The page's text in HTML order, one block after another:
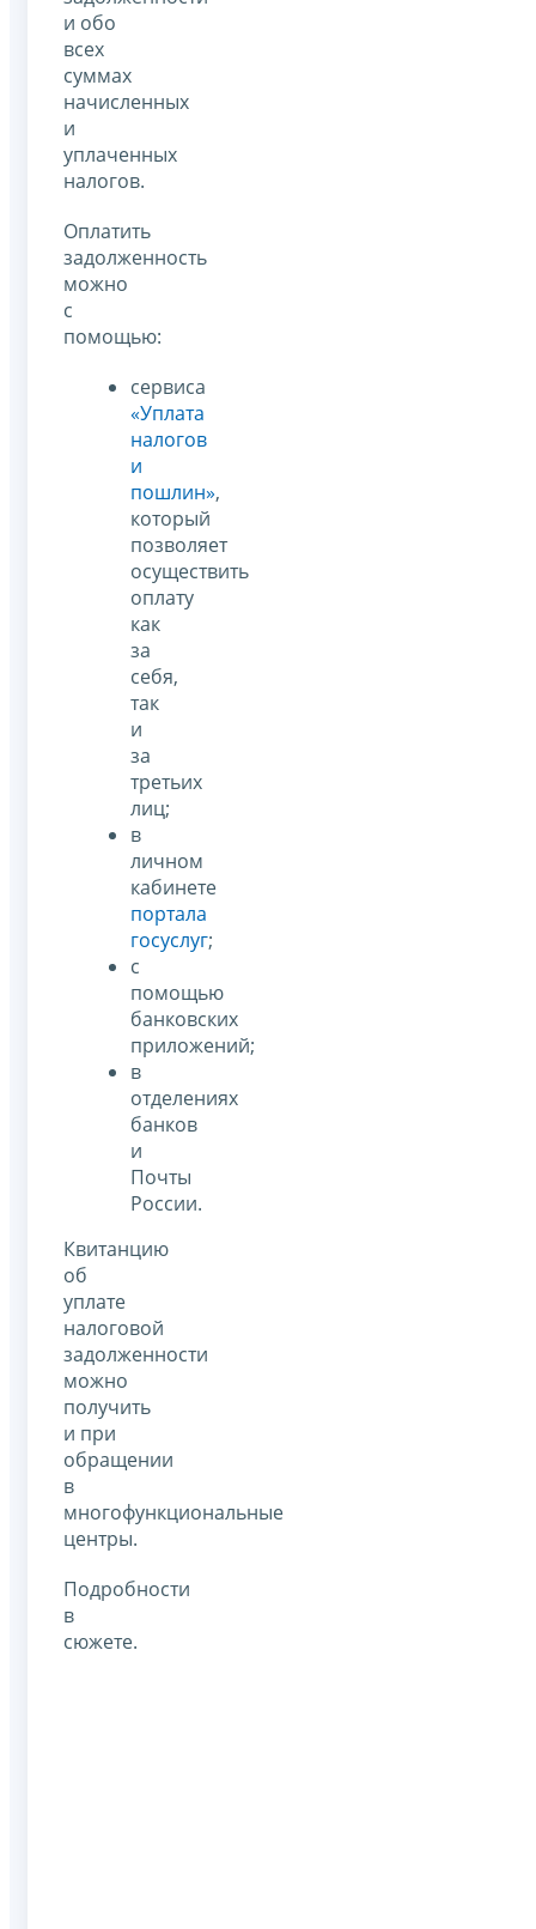
и обо
всех
суммах
начисленных
и
уплаченных
налогов.
Оплатить
задолженность
можно
с
помощью:
сервиса
«Уплата
налогов
и
пошлин»,
который
позволяет
осуществить
оплату
как
за
себя,
так
и
за
третьих
лиц;
в
личном
кабинете
портала
госуслуг;
с
помощью
банковских
приложений;
в
отделениях
банков
и
Почты
России.
Квитанцию
об
уплате
налоговой
задолженности
можно
получить
и при
обращении
в
многофункциональные
центры.
Подробности
в
сюжете.